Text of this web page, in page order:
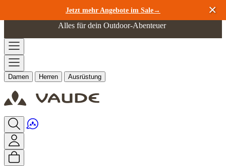
Jetzt mehr Angebote im Sale→
Zum Inhalt springen
Alles für dein Outdoor-Abenteuer
Damen Herren Ausrüstung